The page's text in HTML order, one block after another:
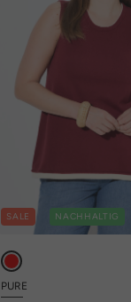
SALE NACHHALTIG
PURE